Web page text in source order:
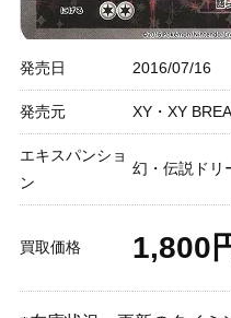
発売日 2016/07/16
発売元 XY・XY
エキスパンショ
ン
幻・伝説ドリ
買取価格 1,800